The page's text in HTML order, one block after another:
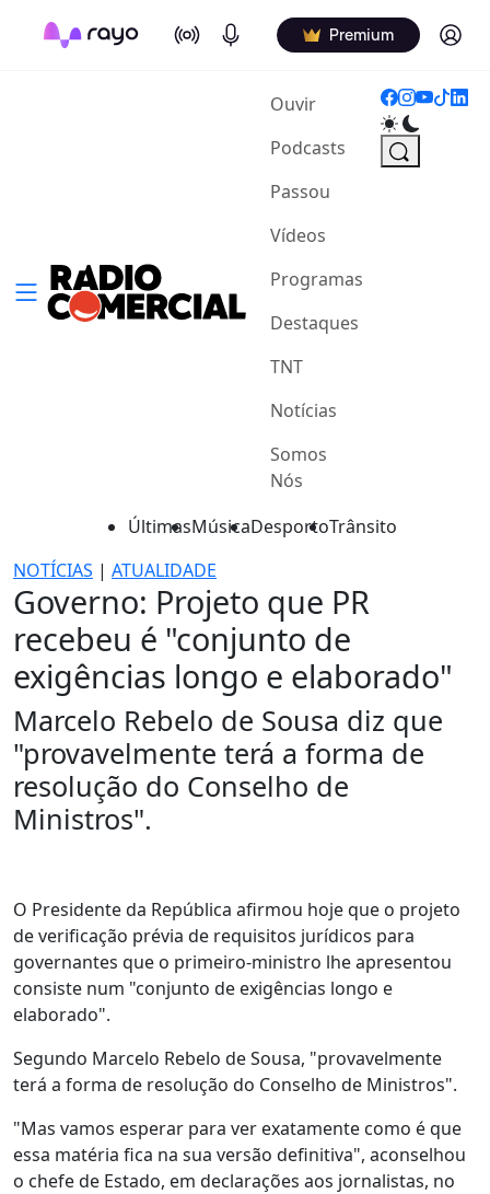
On Air Podcasts Premium Log in
Ouvir(current)
Podcasts
Passou
Vídeos
Programas
Destaques
TNT
Notícias
Somos
Nós
ÚltimasMúsicaDesportoTrânsito
NOTÍCIAS | ATUALIDADE
Governo: Projeto que PR
recebeu é "conjunto de
exigências longo e elaborado"
Marcelo Rebelo de Sousa diz que
"provavelmente terá a forma de
resolução do Conselho de
Ministros".
O Presidente da República afirmou hoje que o projeto
de verificação prévia de requisitos jurídicos para
governantes que o primeiro-ministro lhe apresentou
consiste num "conjunto de exigências longo e
elaborado".
Segundo Marcelo Rebelo de Sousa, "provavelmente
terá a forma de resolução do Conselho de Ministros".
"Mas vamos esperar para ver exatamente como é que
essa matéria fica na sua versão definitiva", aconselhou
o chefe de Estado, em declarações aos jornalistas, no